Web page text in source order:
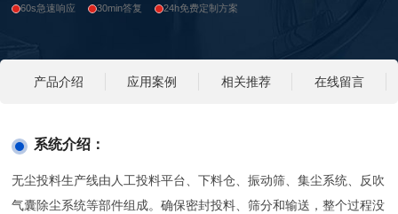
60s急速响应 30min答复 24h免费定制方案
产品介绍 应用案例 相关推荐 在线留言
系统介绍：
无尘投料生产线由人工投料平台、下料仓、振动筛、集尘系统、反吹
气囊除尘系统等部件组成。确保密封投料、筛分和输送，整个过程没